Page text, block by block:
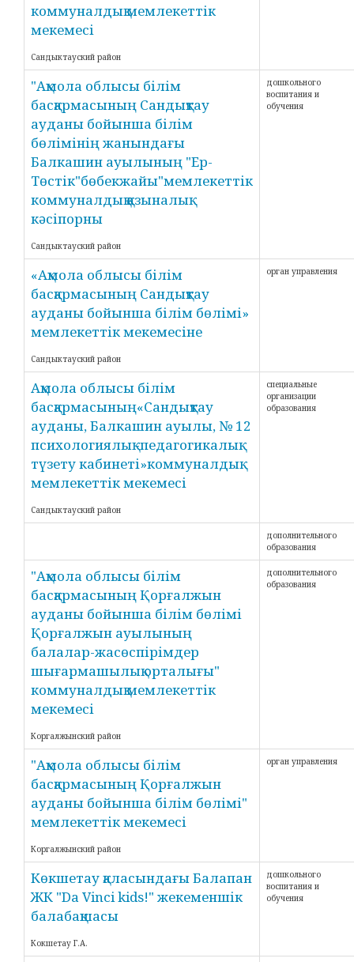
коммуналдық мемлекеттік
мекемесі
Сандыктауский район
"Ақмола облысы білім
басқармасының Сандықтау
ауданы бойынша білім
бөлімінің жанындағы
Балкашин ауылының "Ер-
Төстік"бөбекжайы"мемлекеттік
коммуналдық қазыналық
кәсіпорны
Сандыктауский район
дошкольного
воспитания и
обучения
«Ақмола облысы білім
басқармасының Сандықтау
ауданы бойынша білім бөлімі»
мемлекеттік мекемесіне
Сандыктауский район
орган управления
Ақмола облысы білім
басқармасының«Сандықтау
ауданы, Балкашин ауылы, № 12
психологиялық -педагогикалық
түзету кабинеті»коммуналдық
мемлекеттік мекемесі
Сандыктауский район
специальные
организации
образования
дополнительного
образования
"Ақмола облысы білім
басқармасының Қорғалжын
ауданы бойынша білім бөлімі
Қорғалжын ауылының
балалар-жасөспірімдер
шығармашылық орталығы"
коммуналдық мемлекеттік
мекемесі
Коргалжынский район
дополнительного
образования
"Ақмола облысы білім
басқармасының Қорғалжын
ауданы бойынша білім бөлімі"
мемлекеттік мекемесі
Коргалжынский район
орган управления
Көкшетау қаласындағы Балапан
ЖК "Da Vinci kids!" жекеменшік
балабақшасы
Кокшетау Г.А.
дошкольного
воспитания и
обучения